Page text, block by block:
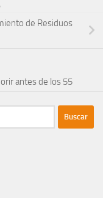
de Residuos
antes de los 55